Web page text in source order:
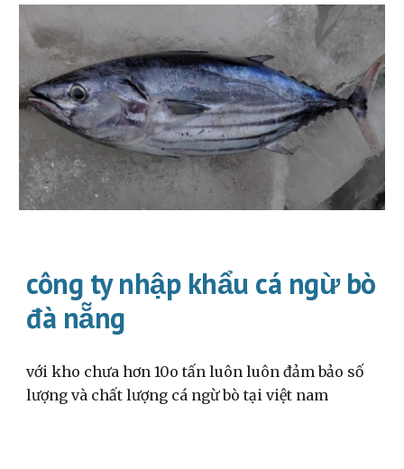
công ty nhập khẩu cá ngừ bò
đà nẵng
với kho chưa hơn 10o tấn luôn luôn đảm bảo số
lượng và chất lượng cá ngừ bò tại việt nam